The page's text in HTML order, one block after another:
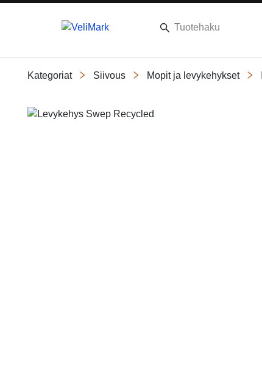
Kategoriat Siivous Mopit ja levykehykset
Slide 1 of 3